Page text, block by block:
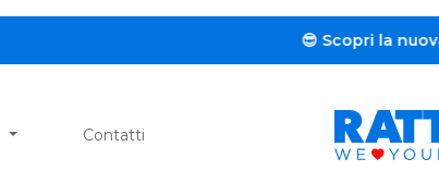
😎 Scopri la nuova sezione dedicata al
Contatti